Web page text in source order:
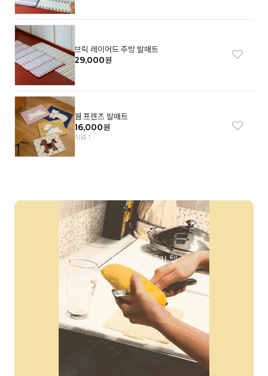
브릭 레이어드 주방 발매트
29,000원
웜 프렌즈 발매트
16,000원
리뷰 1